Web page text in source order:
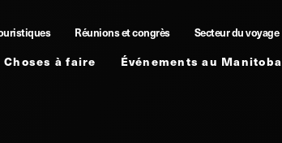
Réunions et congrès Secteur du voyage
Choses à faire Événements au Manitoba